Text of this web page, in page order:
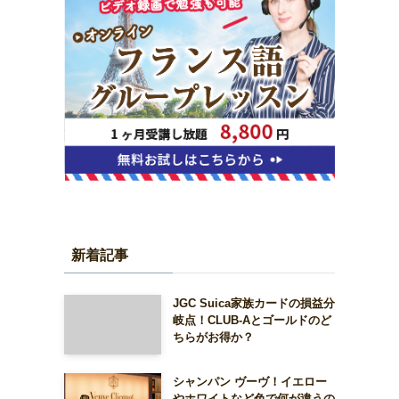
新着記事
JGC Suica家族カードの損益分
岐点！CLUB-Aとゴールドのど
ちらがお得か？
シャンパン ヴーヴ！イエロー